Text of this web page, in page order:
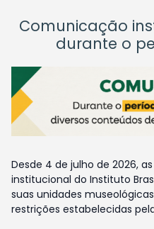
Comunicação
durante o
Desde 4 de julho de 2026,
institucional do Instituto
suas unidades
restrições estabelecidas